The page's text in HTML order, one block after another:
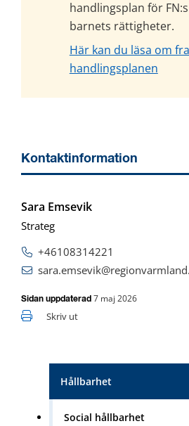
Hållbarhet
Social hållbarhet
handlingsplan för
barnets rättigheter.
Här kan du läsa om
handlingsplanen
Kontaktinformation
Sara Emsevik
Strateg
+46108314221
Sidan uppdaterad 7 maj 2026
Skriv ut